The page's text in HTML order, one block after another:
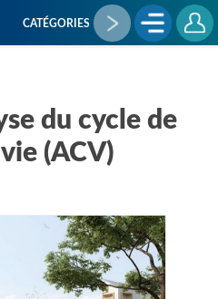
CATÉGORIES
vie (ACV)